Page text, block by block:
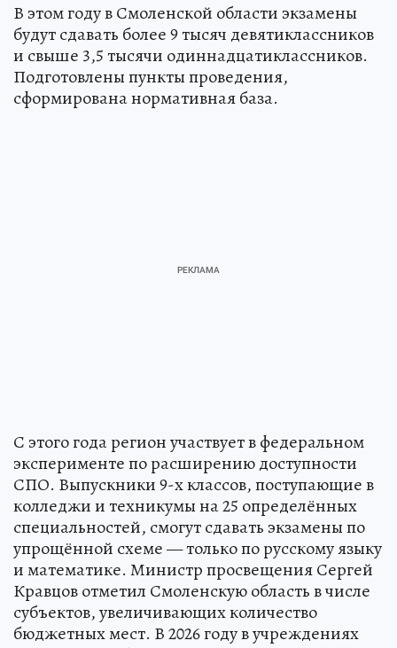
В этом году в Смоленской области экзамены
будут сдавать более 9 тысяч девятиклассников
и свыше 3,5 тысячи одиннадцатиклассников.
Подготовлены пункты проведения,
сформирована нормативная база.
С этого года регион участвует в федеральном
эксперименте по расширению доступности
СПО. Выпускники 9-х классов, поступающие в
колледжи и техникумы на 25 определённых
специальностей, смогут сдавать экзамены по
упрощённой схеме — только по русскому языку
и математике. Министр просвещения Сергей
Кравцов отметил Смоленскую область в числе
субъектов, увеличивающих количество
бюджетных мест. В 2026 году в учреждениях